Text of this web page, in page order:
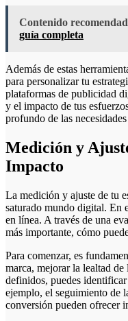
Contenido
guía completa
Además de estas
para personalizar tu
plataformas de publicidad
y el impacto de tus
profundo de las
Medición y
Impacto
La medición y ajuste de tu
saturado mundo digital. En
en línea. A través de una
más importante, cómo
Para comenzar, es
marca, mejorar la lealtad
definidos, puedes
ejemplo, el seguimiento de
conversión pueden ofrecer